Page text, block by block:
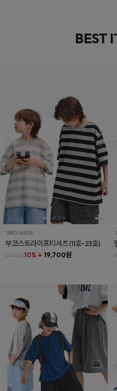
BEST
부코스트라이프티셔츠(11호~23호)
21,800원10% ↓ 19,700원